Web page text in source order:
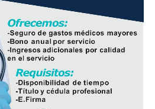
autoridades municipales buscan
hidráulica en las
el acceso al agua potable
durante años enfrentaron